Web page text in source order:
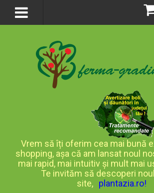
Vrem să îți oferim cea mai bună
shopping, așa că am lansat noul
mai rapid, mai intuitiv și mult mai
Te invităm să descoperi
site, plantazia.ro!